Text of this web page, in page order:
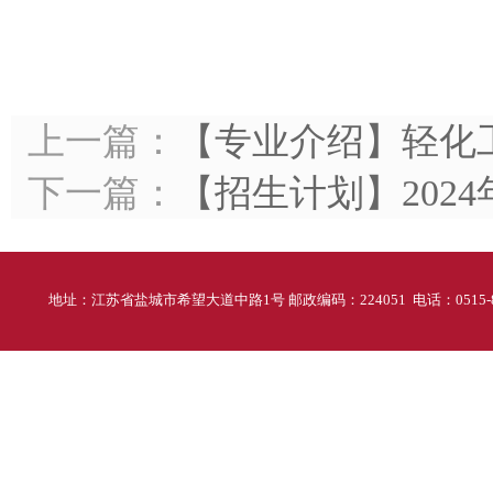
上一篇：
【专业介绍】轻
下一篇：
【招生计划】
地址：江苏省盐城市希望大道中路1号 邮政编码：224051 电话：